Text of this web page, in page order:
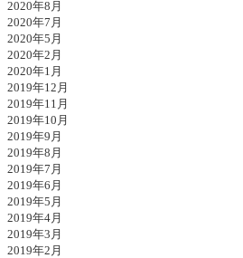
2020年8月
2020年7月
2020年5月
2020年2月
2020年1月
2019年12月
2019年11月
2019年10月
2019年9月
2019年8月
2019年7月
2019年6月
2019年5月
2019年4月
2019年3月
2019年2月